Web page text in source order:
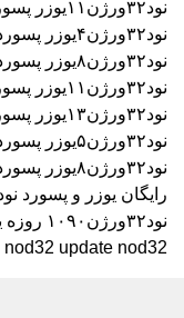
نود۳۲ورژن۱۱
یوزر پسورد
نود۳۲ورژن۴
یوزر پسورد
نود۳۲ورژن۸
یوزر پسورد
نود۳۲ورژن۱۱
یوزر پسورد
نود۳۲ورژن۱۳
یوزر پسورد
نود۳۲ورژن۵
یوزر پسورد
نود۳۲ورژن۸
یوزر پسورد
رایگان یوزر و پسورد نود۳۲سه ماهه
نود۳۲ورژن۱۰۹۰ روزه
update nod32